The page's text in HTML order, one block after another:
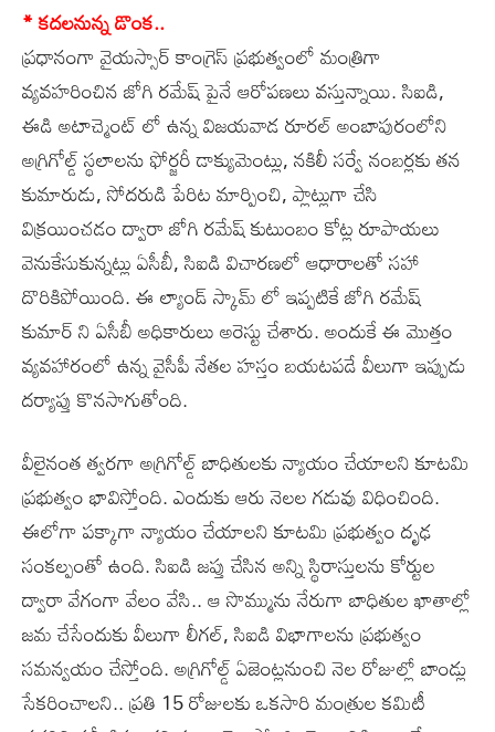
* కదలనున్న డొంక..
ప్రధానంగా వైయస్సార్ కాంగ్రెస్ ప్రభుత్వంలో మంత్రిగా
వ్యవహరించిన జోగి రమేష్ పైనే ఆరోపణలు వస్తున్నాయి. సిఐడి,
ఈడి అటాచ్మెంట్ లో ఉన్న విజయవాడ రూరల్ అంబాపురంలోని
అగ్రిగోల్డ్ స్థలాలను ఫోర్జరీ డాక్యుమెంట్లు, నకిలీ సర్వే నంబర్లకు తన
కుమారుడు, సోదరుడి పేరిట మార్పించి, ప్లాట్లుగా చేసి
విక్రయించడం ద్వారా జోగి రమేష్ కుటుంబం కోట్ల రూపాయలు
వెనుకేసుకున్నట్లు ఏసీబీ, సిఐడి విచారణలో ఆధారాలతో సహా
దొరికిపోయింది. ఈ ల్యాండ్ స్కామ్ లో ఇప్పటికే జోగి రమేష్
కుమార్ ని ఏసీబీ అధికారులు అరెస్టు చేశారు. అందుకే ఈ మొత్తం
వ్యవహారంలో ఉన్న వైసీపీ నేతల హస్తం బయటపడే వీలుగా ఇప్పుడు
దర్యాప్తు కొనసాగుతోంది.
వీలైనంత త్వరగా అగ్రిగోల్డ్ బాధితులకు న్యాయం చేయాలని కూటమి
ప్రభుత్వం భావిస్తోంది. ఎందుకు ఆరు నెలల గడువు విధించింది.
ఈలోగా పక్కాగా న్యాయం చేయాలని కూటమి ప్రభుత్వం దృఢ
సంకల్పంతో ఉంది. సిఐడి జప్తు చేసిన అన్ని స్థిరాస్తులను కోర్టుల
ద్వారా వేగంగా వేలం వేసి.. ఆ సొమ్మును నేరుగా బాధితుల ఖాతాల్లో
జమ చేసేందుకు వీలుగా లీగల్, సిఐడి విభాగాలను ప్రభుత్వం
సమన్వయం చేస్తోంది. అగ్రిగోల్డ్ ఏజెంట్లనుంచి నెల రోజుల్లో బాండ్లు
సేకరించాలని.. ప్రతి 15 రోజులకు ఒకసారి మంత్రుల కమిటీ